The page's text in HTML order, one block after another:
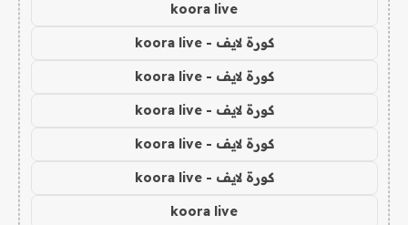
koora live
كورة لايف - koora live
كورة لايف - koora live
كورة لايف - koora live
كورة لايف - koora live
كورة لايف - koora live
koora live